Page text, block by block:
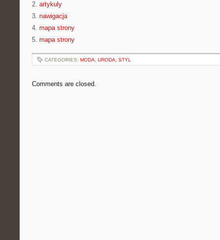
2. artykuly
3. nawigacja
4. mapa strony
5. mapa strony
CATEGORIES: MODA, URODA, STYL
Comments are closed.